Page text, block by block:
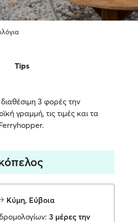
Tips
3 φορές την
γραμμή, τις τιμές και τα
Κύμη, Εύβοια
3 μέρες την